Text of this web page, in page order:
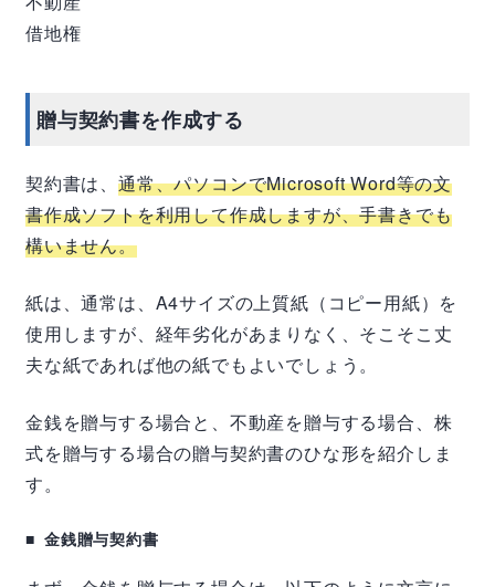
借地権
贈与契約書を作成する
契約書は、 通常、パソコンでMicrosoft Word等の文
書作成ソフトを利用して作成しますが、手書きでも
構いません。
紙は、通常は、A4サイズの上質紙（コピー用紙）を
使用しますが、経年劣化があまりなく、そこそこ丈
夫な紙であれば他の紙でもよいでしょう。
金銭を贈与する場合と、不動産を贈与する場合、株
式を贈与する場合の贈与契約書のひな形を紹介しま
す。
金銭贈与契約書